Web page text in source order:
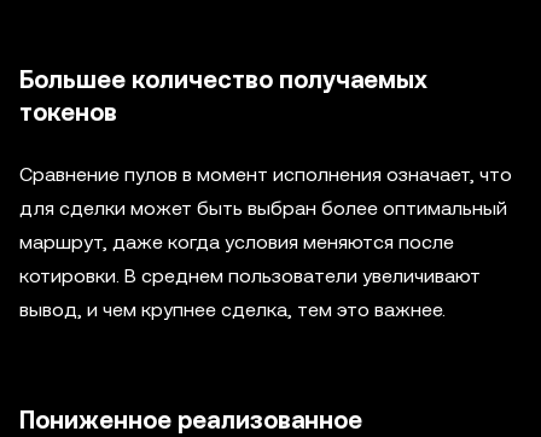
Большее количество получаемых
токенов
Сравнение пулов в момент исполнения означает, что
для сделки может быть выбран более оптимальный
маршрут, даже когда условия меняются после
котировки. В среднем пользователи увеличивают
вывод, и чем крупнее сделка, тем это важнее.
Пониженное реализованное